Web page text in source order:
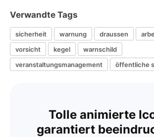
Verwandte Tags
sicherheit warnung draussen
vorsicht
kegel
warnschild
veranstaltungsmanagement
öffentliche
Tolle animierte
garantiert